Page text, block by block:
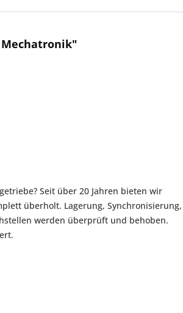
Mechatronik"
Seit über 20 Jahren bieten wir
überholt. Lagerung, Synchronisierung,
werden überprüft und behoben.